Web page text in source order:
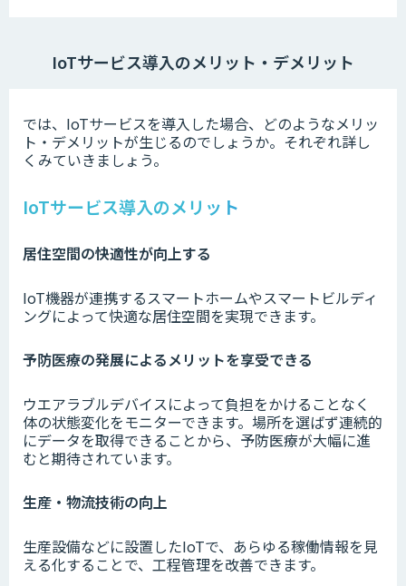
IoTサービス導入のメリット・デメリット
では、IoTサービスを導入した場合、どのようなメリッ
ト・デメリットが生じるのでしょうか。それぞれ詳し
くみていきましょう。
IoTサービス導入のメリット
居住空間の快適性が向上する
IoT機器が連携するスマートホームやスマートビルディ
ングによって快適な居住空間を実現できます。
予防医療の発展によるメリットを享受できる
ウエアラブルデバイスによって負担をかけることなく
体の状態変化をモニターできます。場所を選ばず連続的
にデータを取得できることから、予防医療が大幅に進
むと期待されています。
生産・物流技術の向上
生産設備などに設置したIoTで、あらゆる稼働情報を見
える化することで、工程管理を改善できます。